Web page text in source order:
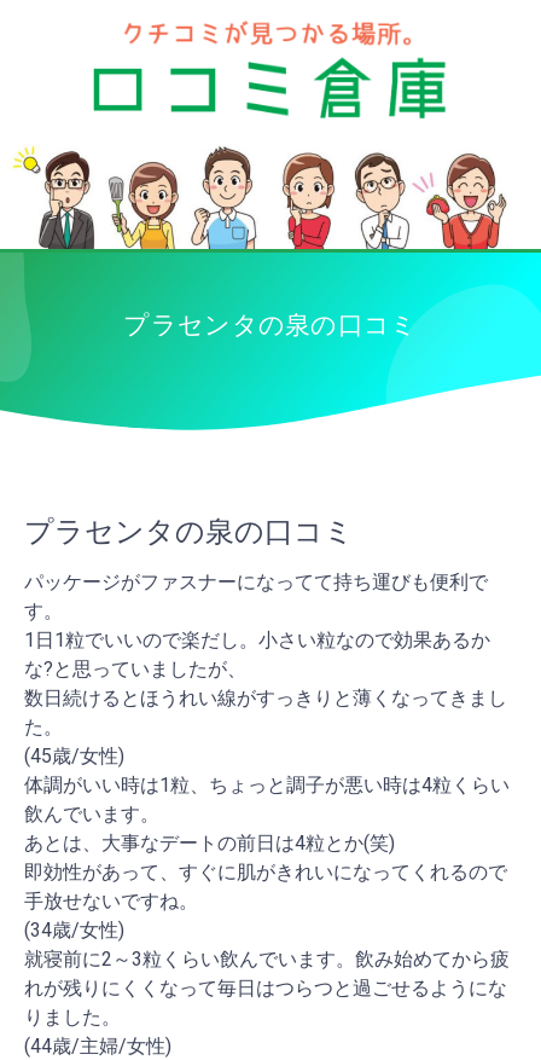
プラセンタの泉の口コミ
プラセンタの泉の口コミ
パッケージがファスナーになってて持ち運びも便利で
す。
1日1粒でいいので楽だし。小さい粒なので効果あるか
な?と思っていましたが、
数日続けるとほうれい線がすっきりと薄くなってきまし
た。
(45歳/女性)
体調がいい時は1粒、ちょっと調子が悪い時は4粒くらい
飲んでいます。
あとは、大事なデートの前日は4粒とか(笑)
即効性があって、すぐに肌がきれいになってくれるので
手放せないですね。
(34歳/女性)
就寝前に2～3粒くらい飲んでいます。飲み始めてから疲
れが残りにくくなって毎日はつらつと過ごせるようにな
りました。
(44歳/主婦/女性)